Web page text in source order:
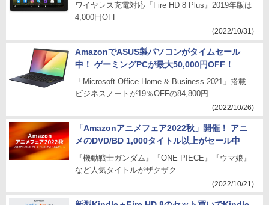
ワイヤレス充電対応『Fire HD 8 Plus』2019年版は
4,000円OFF
(2022/10/31)
AmazonでASUS製パソコンがタイムセール
中！ ゲーミングPCが最大50,000円OFF！
「Microsoft Office Home & Business 2021」搭載
ビジネスノートが19％OFFの84,800円
(2022/10/26)
「Amazonアニメフェア2022秋」開催！ アニ
メのDVD/BD 1,000タイトル以上がセール中
『機動戦士ガンダム』『ONE PIECE』『ウマ娘』
など人気タイトルがザクザク
(2022/10/21)